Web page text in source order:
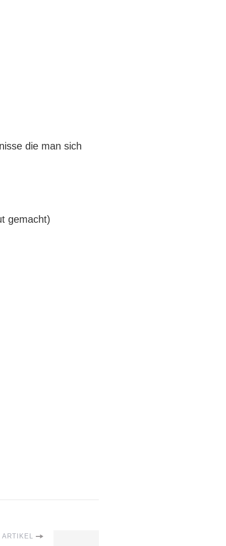
die man sich
gemacht)
ARTIKEL